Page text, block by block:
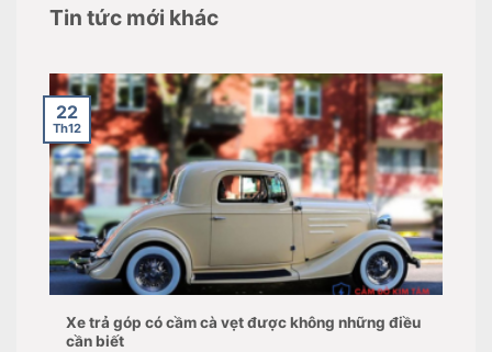
Tin tức mới khác
Xe trả góp có cầm cà vẹt được không những điều
cần biết
22
Th12